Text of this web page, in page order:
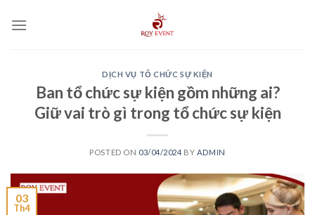
DỊCH VỤ TỔ CHỨC SỰ KIỆN
Ban tổ chức sự kiện gồm những ai?
Giữ vai trò gì trong tổ chức sự kiện
POSTED ON 03/04/2024 BY ADMIN
03
Th4